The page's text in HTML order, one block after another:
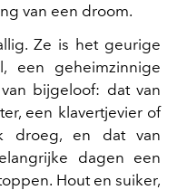
van een droom.
Ze is het geurige
een geheimzinnige
bijgeloof: dat van
een klavertjevier of
droeg, en dat van
dagen een
Hout en suiker,